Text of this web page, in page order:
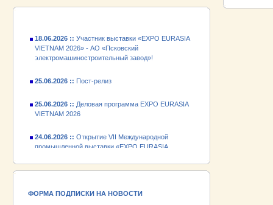
VIETNAM 2026» - АО «Псковский
электромашиностроительный завод»!
VIETNAM 2026
промышленной выставки «EXPO EURASIA
VIETNAM 2026»
ФОРМА ПОДПИСКИ НА НОВОСТИ